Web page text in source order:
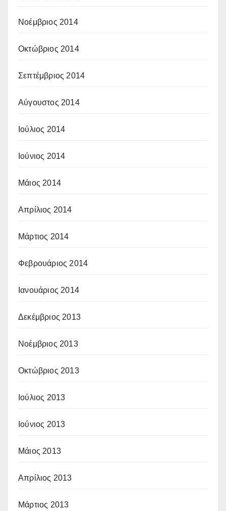
Νοέμβριος 2014
Οκτώβριος 2014
Σεπτέμβριος 2014
Αύγουστος 2014
Ιούλιος 2014
Ιούνιος 2014
Μάιος 2014
Απρίλιος 2014
Μάρτιος 2014
Φεβρουάριος 2014
Ιανουάριος 2014
Δεκέμβριος 2013
Νοέμβριος 2013
Οκτώβριος 2013
Ιούλιος 2013
Ιούνιος 2013
Μάιος 2013
Απρίλιος 2013
Μάρτιος 2013